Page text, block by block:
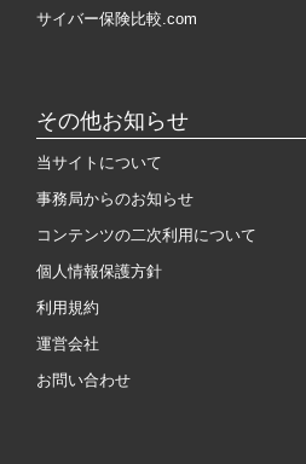
サイバー保険比較.com
その他お知らせ
当サイトについて
事務局からのお知らせ
コンテンツの二次利用について
個人情報保護方針
利用規約
運営会社
お問い合わせ